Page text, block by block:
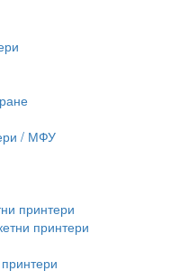
/ МФУ
принтери
принтери